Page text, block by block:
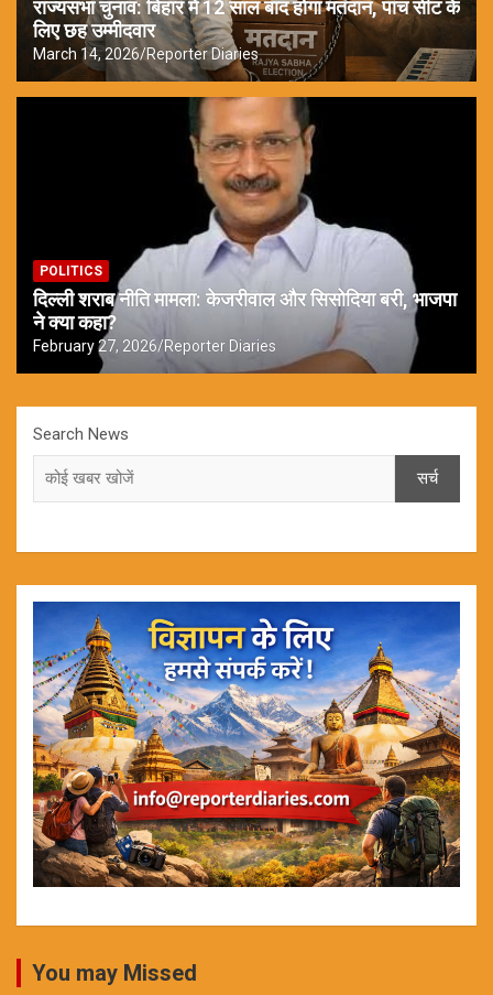
राज्यसभा चुनाव: बिहार में 12 साल बाद होगा मतदान, पांच सीट के
लिए छह उम्मीदवार
March 14, 2026 Reporter Diaries
POLITICS
दिल्ली शराब नीति मामला: केजरीवाल और सिसोदिया बरी, भाजपा
ने क्या कहा?
February 27, 2026 Reporter Diaries
Search News
सर्च
You may Missed